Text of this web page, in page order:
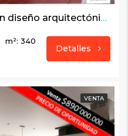
Linda casa de 340m2 con diseño arquitectónico multidimensional, Bosques de La Calera, Cundinamarca
m²: 340
Detalles
VENTA